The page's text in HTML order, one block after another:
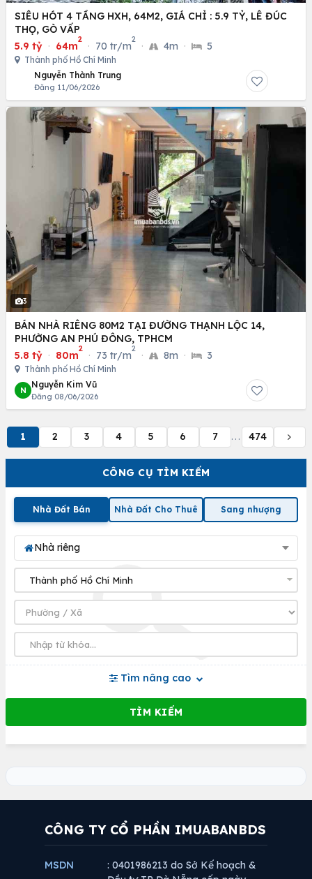
CÔNG CỤ TÌM KIẾM
Nhà Đất Bán Nhà Đất Cho Thuê Sang nhượng
Nhà riêng
Tìm nâng cao
SIÊU HÓT 4 TẦNG HXH, 64M2, GIÁ CHỈ : 5.9 TỶ, LÊ ĐÚC
THỌ, GÒ VẤP
5.9 tỷ · 64m
2
· 70 tr/m
2
· 4m · 5
Thành phố Hồ Chí Minh
Nguyễn Thành Trung
Đăng 11/06/2026
3
BÁN NHÀ RIÊNG 80M2 TẠI ĐƯỜNG THẠNH LỘC 14,
PHƯỜNG AN PHÚ ĐÔNG, TPHCM
5.8 tỷ · 80m
2
· 73 tr/m
2
· 8m · 3
Thành phố Hồ Chí Minh
N
Nguyễn Kim Vũ
Đăng 08/06/2026
1 2 3 4 5 6 7 ... 474
CÔNG TY CỔ PHẦN IMUABANBDS
MSDN
: 0401986213 do Sở Kế hoạch &